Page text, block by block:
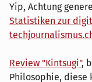
Yip, Achtung
Statistiken zur
Review "Kintsugi",
Philosophie, diese